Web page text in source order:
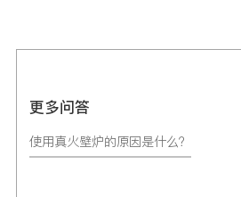
更多问答
使用真火壁炉的原因是什么？